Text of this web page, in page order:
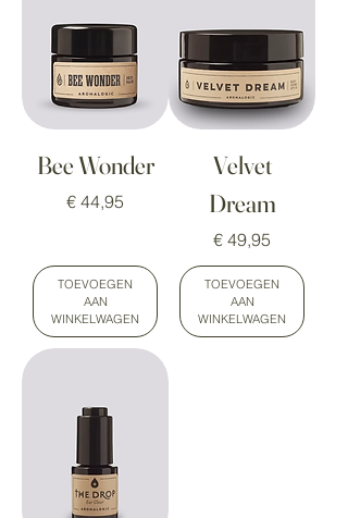
Bee Wonder
Prijs
€ 44,95
TOEVOEGEN
AAN
WINKELWAGEN
Velvet
Dream
Prijs
€ 49,95
TOEVOEGEN
AAN
WINKELWAGEN